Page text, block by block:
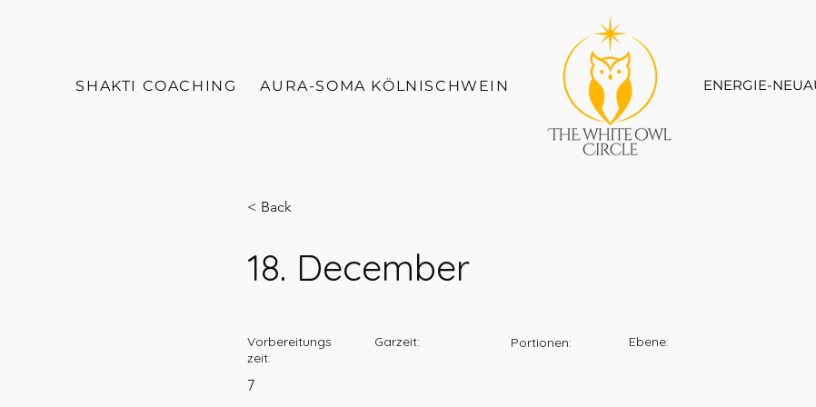
SHAKTI COACHING AURA-SOMA KÖLNISCHWEIN ENERGIE-
< Back
18. December
Vorbereitungs
zeit:
7
Garzeit: Portionen: Ebene: